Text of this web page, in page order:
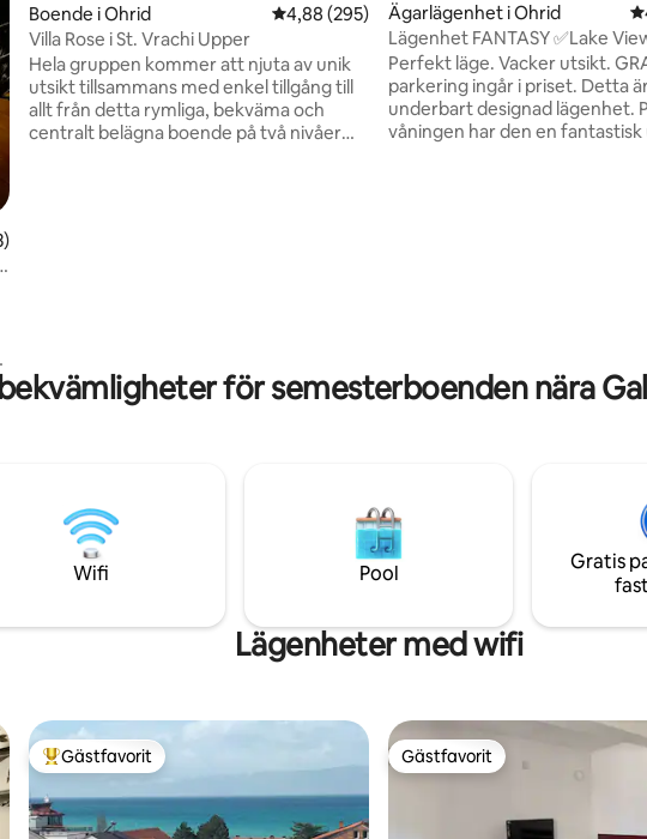
betyg, 133 omdömen
Boende i Ohrid 4,88 av 5 i genomsnittligt betyg, 295
4,88 (295)
Villa Rose i St. Vrachi Upper
Hela gruppen kommer att njuta av unik
utsikt tillsammans med enkel tillgång till
allt från detta rymliga, bekväma och
centralt belägna boende på två nivåer
Ägarlägenhet i Ohrid
Lägenhet FANTASY ✅Lake
parkering
Perfekt läge. Vacker utsikt.
parkering ingår i priset. Detta
underbart designad lägenhet.
våningen har den en
för semesterboenden nära
Wifi Pool
Gratis
Lägenheter med wifi
Populär gästfavorit
Gästfavorit Gästfavorit
Gästfavorit